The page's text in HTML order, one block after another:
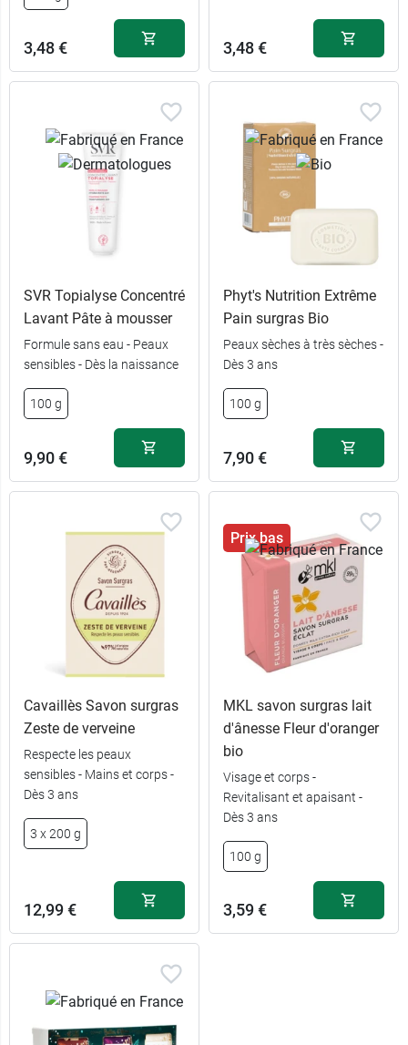
12,99 €
3,48 € 3,48 €
SVR Topialyse Concentré
Lavant Pâte à mousser
Formule sans eau - Peaux
sensibles - Dès la naissance
100 g
9,90 €
Phyt's Nutrition Extrême
Pain surgras Bio
Peaux sèches à très sèches -
Dès 3 ans
100 g
7,90 €
Cavaillès Savon surgras
Zeste de verveine
Respecte les peaux
sensibles - Mains et corps -
Dès 3 ans
3 x 200 g
12,99 €
Prix bas
MKL savon surgras lait
d'ânesse Fleur d'oranger
bio
Visage et corps -
Revitalisant et apaisant -
Dès 3 ans
100 g
3,59 €